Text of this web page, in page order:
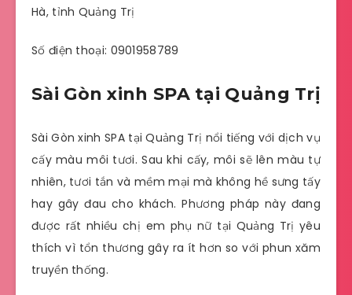
Hà, tỉnh Quảng Trị
Số điện thoại: 0901958789
Sài Gòn xinh SPA tại Quảng Trị
Sài Gòn xinh SPA tại Quảng Trị nổi tiếng với dịch vụ
cấy màu môi tươi. Sau khi cấy, môi sẽ lên màu tự
nhiên, tươi tắn và mềm mại mà không hề sưng tấy
hay gây đau cho khách. Phương pháp này đang
được rất nhiều chị em phụ nữ tại Quảng Trị yêu
thích vì tổn thương gây ra ít hơn so với phun xăm
truyền thống.